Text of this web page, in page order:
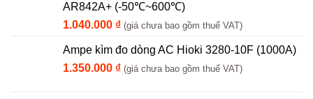
AR842A+ (-50℃~600℃)
1.040.000 ₫ (giá chưa bao gồm thuế VAT)
Ampe kìm đo dòng AC Hioki 3280-10F (1000A)
1.350.000 ₫ (giá chưa bao gồm thuế VAT)